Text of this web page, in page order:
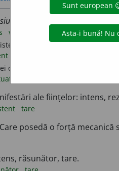
despre părți ale
voinic
solid, tare.
oamenilor: accentuat,
ale ființelor: intens,
tare
posedă o forță
răsunător, tare.